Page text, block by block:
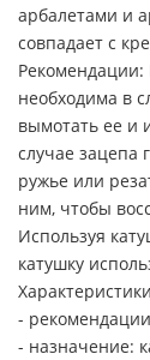
арбалетами и
совпадает с
Рекомендации:
необходима в
вымотать ее и
случае зацепа
ружье или
ним, чтобы
Используя
катушку
-
- назначение: